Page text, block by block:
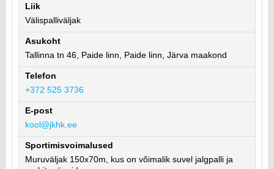
Liik
Välispalliväljak
Asukoht
Tallinna tn 46, Paide linn, Paide linn, Järva maakond
Telefon
+372 525 3736
E-post
kool@jkhk.ee
Sportimisvoimalused
Muruväljak 150x70m, kus on võimalik suvel jalgpalli ja